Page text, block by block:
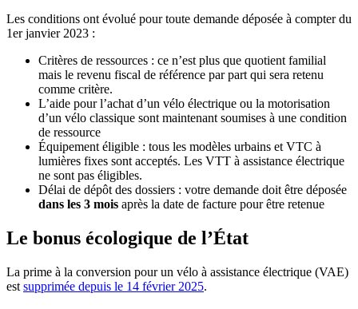
Les conditions ont évolué pour toute demande déposée à compter du
1er janvier 2023 :
Critères de ressources : ce n’est plus que quotient familial
mais le revenu fiscal de référence par part qui sera retenu
comme critère.
L’aide pour l’achat d’un vélo électrique ou la motorisation
d’un vélo classique sont maintenant soumises à une condition
de ressource
Équipement éligible : tous les modèles urbains et VTC à
lumières fixes sont acceptés. Les VTT à assistance électrique
ne sont pas éligibles.
Délai de dépôt des dossiers : votre demande doit être déposée
dans les 3 mois après la date de facture pour être retenue
Le bonus écologique de l’État
La prime à la conversion pour un vélo à assistance électrique (VAE)
est supprimée depuis le 14 février 2025.